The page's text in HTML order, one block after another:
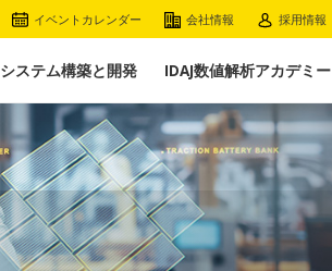
イベントカレンダー 会社情報 採用情報
システム構築と開発 IDAJ数値解析アカデミー